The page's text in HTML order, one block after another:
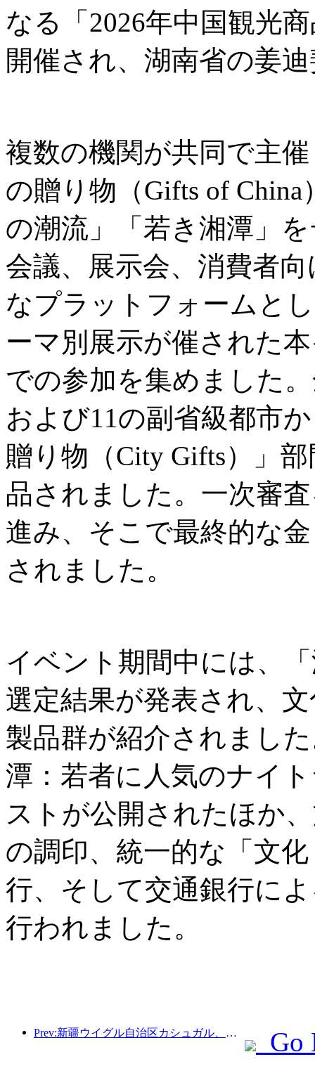
なる「2026年中国観光
開催され、湖南省の姜
複数の機関が共同で主
の贈り物（Gifts of
の潮流」「若き湘潭」
会議、展示会、消費者
なプラットフォームと
ーマ別展示が催された
での参加を集めました
および11の副省級都市
贈り物（City Gifts）」
品されました。一次審
進み、そこで最終的な
されました。
イベント期間中には、
選定結果が発表され、
製品群が紹介されまし
潭：若者に人気のナイ
ストが公開されたほか
の調印、統一的な「文
行、そして交通銀行に
行われました。
Prev:新疆ウイグル自治区カシュガル、民族間交流の促進に向けた観光振興イベントを開催 Go